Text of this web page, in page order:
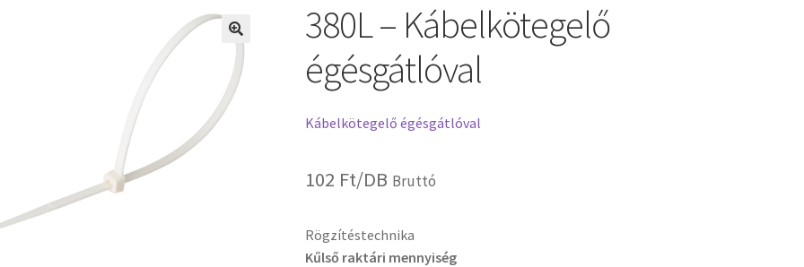
380L – Kábelkötegelő
égésgátlóval
Kábelkötegelő égésgátlóval
102 Ft/DB Bruttó
Rögzítéstechnika
Kűlső raktári mennyiség